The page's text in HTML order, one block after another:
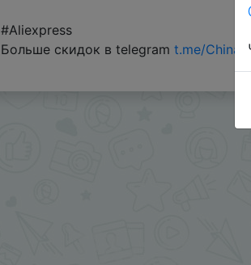
#Aliexpress
Больше скидок в telegram t.me/